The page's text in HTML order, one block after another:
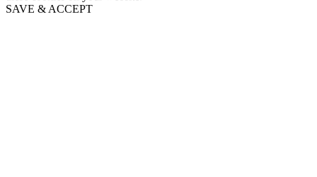
SAVE & ACCEPT